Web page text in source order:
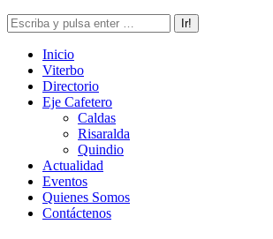
Buscar:
Inicio
Viterbo
Directorio
Eje Cafetero
Caldas
Risaralda
Quindio
Actualidad
Eventos
Quienes Somos
Contáctenos